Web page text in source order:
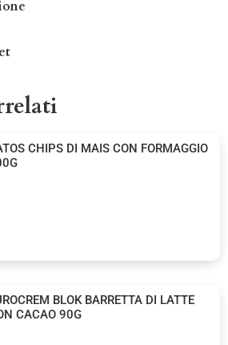
CHIPS DI MAIS CON FORMAGGIO
BLOK BARRETTA DI LATTE
CACAO 90G